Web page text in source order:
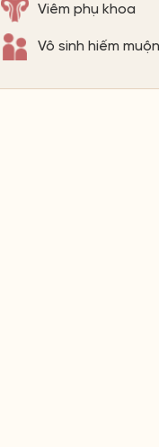
Viêm phụ khoa
Vô sinh hiếm muộn